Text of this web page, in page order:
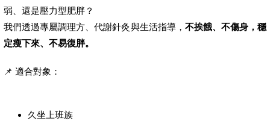
弱、還是壓力型肥胖？
我們透過專屬調理方、代謝針灸與生活指導， 不挨餓、不傷身，穩
定瘦下來、不易復胖。
📌 適合對象：
久坐上班族